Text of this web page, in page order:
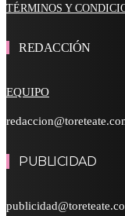
TÉRMINOS Y
REDACCIÓN
EQUIPO
PUBLICIDAD